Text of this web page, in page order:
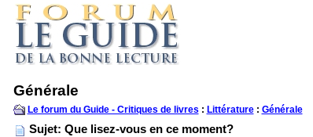
Générale
Le forum du Guide - Critiques de livres : Littérature: Générale
Sujet: Que lisez-vous en ce moment?